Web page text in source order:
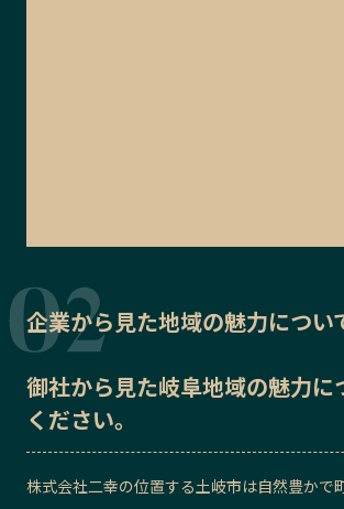
企業から見た地域の魅力につい
御社から見た岐阜地域の魅力に
ください。
株式会社二幸の位置する土岐市は自然豊かで